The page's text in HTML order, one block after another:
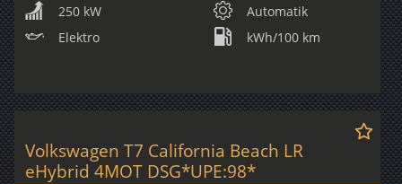
250 kW
Automatik
Elektro
kWh/100 km
Volkswagen T7 California Beach LR
eHybrid 4MOT DSG*UPE:98*